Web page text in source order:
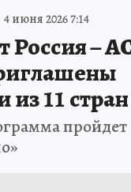
4 июня 2026 7:14
Россия –
из 11 стран